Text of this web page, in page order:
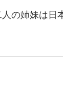
の姉妹は日